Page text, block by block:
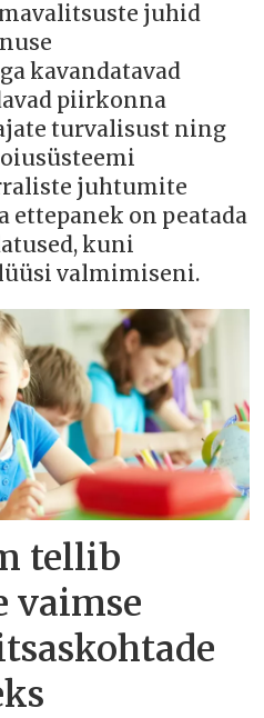
juhid
kavandatavad
piirkonna
turvalisust ning
juhtumite
ettepanek on peatada
kuni
valmimiseni.
tellib
vaimse